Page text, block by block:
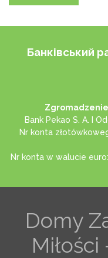
Банківський
Zgromadzenie
Bank Pekao S. A. I
Nr konta
Nr konta w walucie
Domy